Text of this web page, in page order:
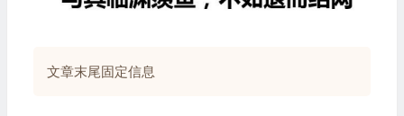
文章末尾固定信息